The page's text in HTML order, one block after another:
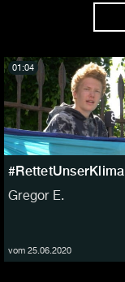
#RettetUnserKlima
Gregor E.
vom 25.06.2020
01:04